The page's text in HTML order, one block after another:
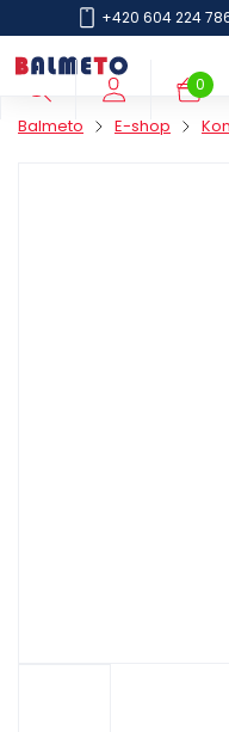
+420 604 224
0
Balmeto E-shop